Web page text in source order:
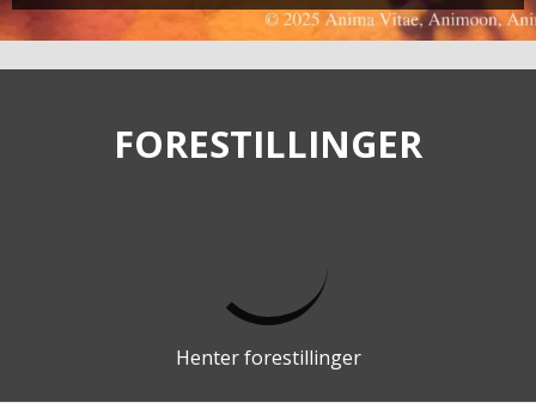
FORESTILLINGER
Henter forestillinger